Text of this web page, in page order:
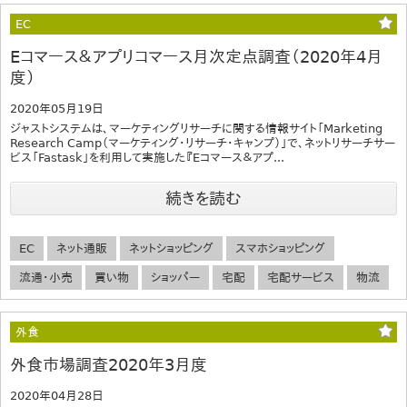
EC
Eコマース＆アプリコマース月次定点調査（2020年4月
度）
2020年05月19日
ジャストシステムは、マーケティングリサーチに関する情報サイト「Marketing
Research Camp（マーケティング・リサーチ・キャンプ）」で、ネットリサーチサー
ビス「Fastask」を利用して実施した『Eコマース＆アプ...
続きを読む
EC ネット通販 ネットショッピング スマホショッピング
流通・小売 買い物 ショッパー 宅配 宅配サービス 物流
外食
外食市場調査2020年3月度
2020年04月28日